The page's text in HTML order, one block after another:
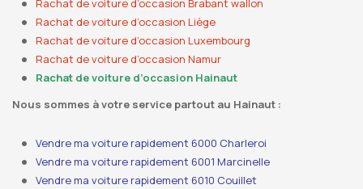
Rachat de voiture d’occasion Brabant wallon
Rachat de voiture d’occasion Liège
Rachat de voiture d’occasion Luxembourg
Rachat de voiture d’occasion Namur
Rachat de voiture d’occasion Hainaut
Nous sommes à votre service partout au Hainaut :
Vendre ma voiture rapidement 6000 Charleroi
Vendre ma voiture rapidement 6001 Marcinelle
Vendre ma voiture rapidement 6010 Couillet